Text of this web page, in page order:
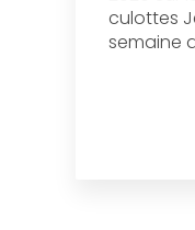
culottes
semaine